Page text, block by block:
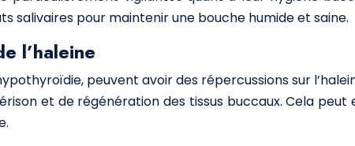
salivaires pour maintenir une bouche humide et saine.
l’haleine
peuvent avoir des répercussions sur
et de régénération des tissus buccaux. Cela